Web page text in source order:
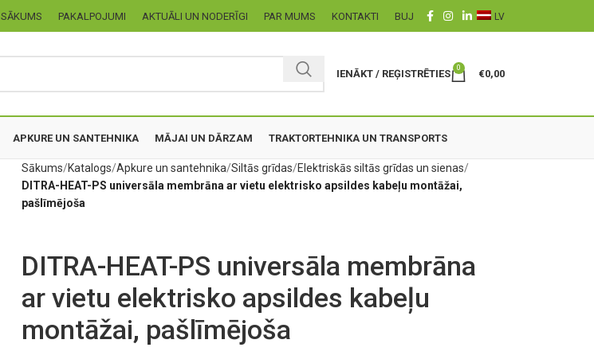
SĀKUMS PAKALPOJUMI AKTUĀLI UN NODERĪGI PAR MUMS KONTAKTI BUJ LV
IENĀKT / REĢISTRĒTIES
0
€0,00
APKURE UN SANTEHNIKA MĀJAI UN DĀRZAM TRAKTORTEHNIKA UN TRANSPORTS
Sākums Katalogs Apkure un santehnika Siltās grīdas Elektriskās siltās grīdas un sienas
DITRA-HEAT-PS universāla membrāna ar vietu elektrisko apsildes kabeļu montāžai,
pašlīmējoša
DITRA-HEAT-PS universāla membrāna
ar vietu elektrisko apsildes kabeļu
montāžai, pašlīmējoša